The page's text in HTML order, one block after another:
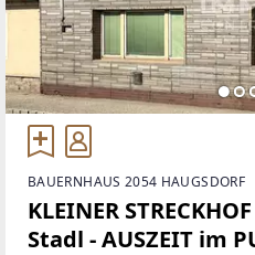
BAUERNHAUS 2054 HAUGSDORF
KLEINER
Stadl - AUSZEIT im